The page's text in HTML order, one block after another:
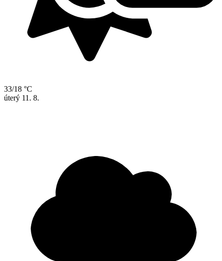
33/18 °C
úterý 11. 8.